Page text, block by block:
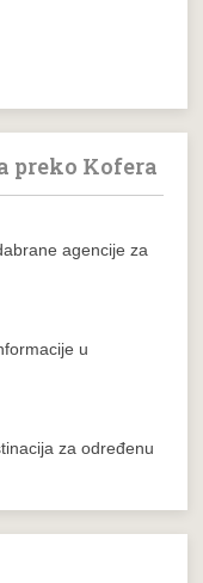
preko Kofera
agencije za
u
za određenu